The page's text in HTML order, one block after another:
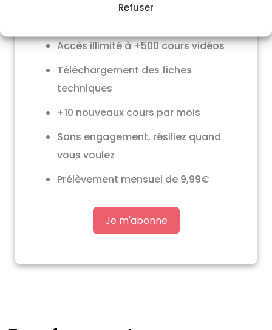
Refuser
par mois
Accès illimité à +500 cours vidéos
Téléchargement des fiches
techniques
+10 nouveaux cours par mois
Sans engagement, résiliez quand
vous voulez
Prélèvement mensuel de 9,99€
Je m'abonne